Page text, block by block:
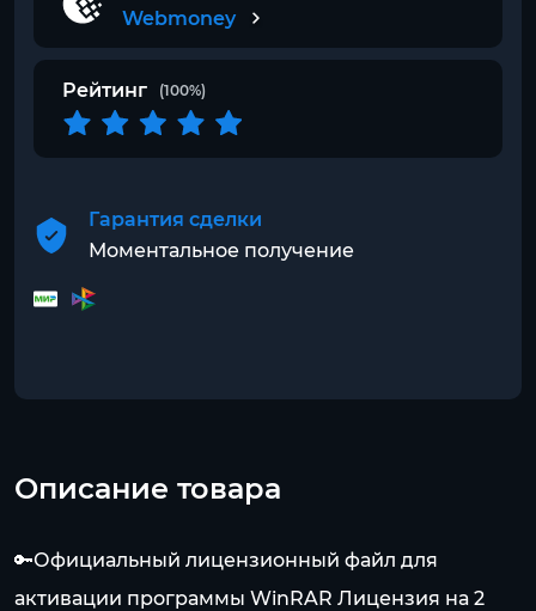
Webmoney
Рейтинг (100%)
Гарантия сделки
Моментальное получение
Описание товара
🔑Официальный лицензионный файл для
активации программы WinRAR Лицензия на 2